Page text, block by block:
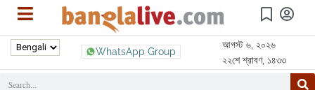
WhatsApp Group
আগস্ট ৬, ২০২৬
২২শে শ্রাবণ, ১৪৩৩